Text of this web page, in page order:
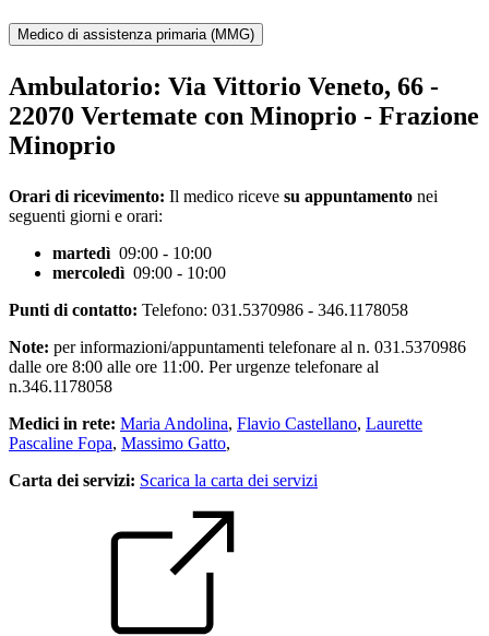
Medico di assistenza primaria (MMG)
Ambulatorio: Via Vittorio Veneto, 66 -
22070 Vertemate con Minoprio - Frazione
Minoprio
Orari di ricevimento: Il medico riceve su appuntamento nei
seguenti giorni e orari:
martedì 09:00 - 10:00
mercoledì 09:00 - 10:00
Punti di contatto: Telefono: 031.5370986 - 346.1178058
Note: per informazioni/appuntamenti telefonare al n. 031.5370986
dalle ore 8:00 alle ore 11:00. Per urgenze telefonare al
n.346.1178058
Medici in rete: Maria Andolina, Flavio Castellano, Laurette
Pascaline Fopa, Massimo Gatto,
Carta dei servizi: Scarica la carta dei servizi